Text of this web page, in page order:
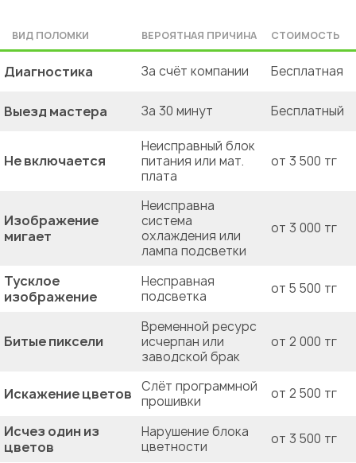
ВИД ПОЛОМКИ ВЕРОЯТНАЯ ПРИЧИНА СТОИМОСТЬ
Диагностика За счёт компании Бесплатная
Выезд мастера За 30 минут Бесплатный
Не включается
Неисправный блок
питания или мат.
плата
от 3 500 тг
Изображение
мигает
Неисправна
система
охлаждения или
лампа подсветки
от 3 000 тг
Тусклое
изображение
Несправная
подсветка
от 5 500 тг
Битые пиксели
Временной ресурс
исчерпан или
заводской брак
от 2 000 тг
Искажение цветов
Слёт программной
прошивки
от 2 500 тг
Исчез один из
цветов
Нарушение блока
цветности
от 3 500 тг